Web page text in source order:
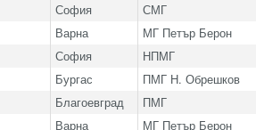
София СМГ
Варна МГ Петър Берон
София НПМГ
Бургас ПМГ Н. Обрешков
Благоевград ПМГ
Варна МГ Петър Берон